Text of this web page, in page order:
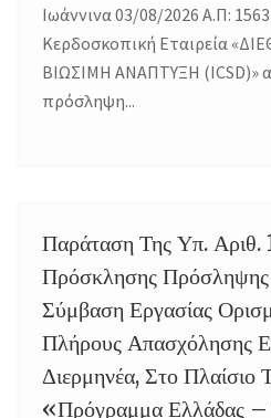
Ιωάννινα 03/08/2026 Α.Π:
Κερδοσκοπική Εταιρεία
ΒΙΩΣΙΜΗ ΑΝΑΠΤΥΞΗ (ICSD)»
πρόσληψη...
Παράταση Της Υπ.
Πρόσκλησης
Σύμβαση Εργασίας
Πλήρους Απασχόλησης
Διερμηνέα, Στο
«Πρόγραμμα Ελλάδας –